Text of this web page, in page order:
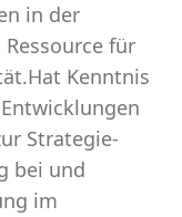
in der
für
Kenntnis
Strategie-
bei und
im